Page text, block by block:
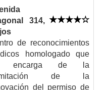
314,
de reconocimientos
homologado que
encarga de la
de la
del permiso de